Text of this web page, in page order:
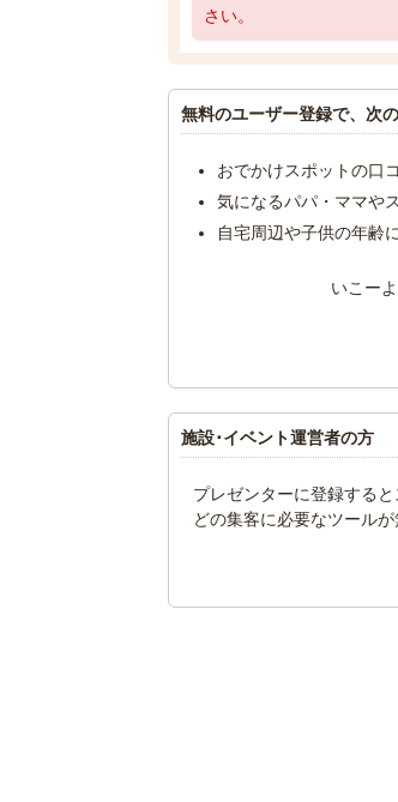
さい。
無料のユーザー登録で、次
おでかけスポットの口
気になるパパ・ママや
自宅周辺や子供の年齢
いこー
施設･イベント運営者の方
プレゼンターに登録する
どの集客に必要なツール